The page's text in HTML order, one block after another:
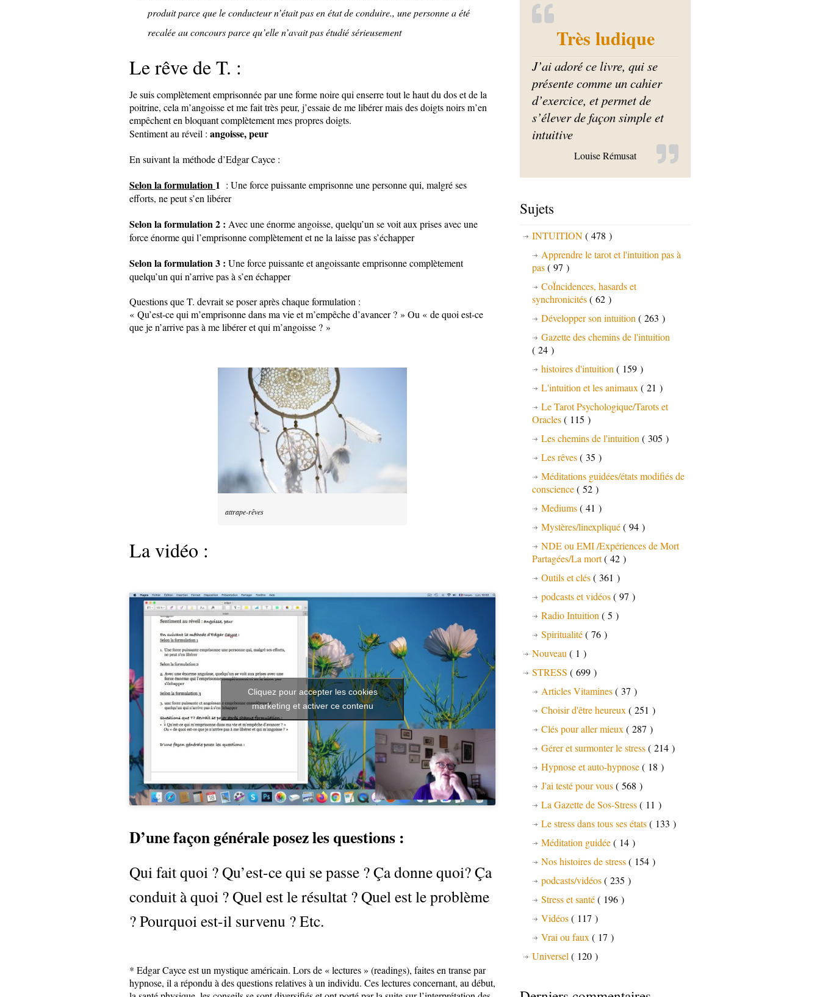
produit parce que le conducteur n’était pas en état de conduire., une personne a été
recalée au concours parce qu’elle n’avait pas étudié sérieusement
Le rêve de T. :
Je suis complètement emprisonnée par une forme noire qui enserre tout le haut du dos et de la
poitrine, cela m’angoisse et me fait très peur, j’essaie de me libérer mais des doigts noirs m’en
empêchent en bloquant complètement mes propres doigts.
Sentiment au réveil : angoisse, peur
En suivant la méthode d’Edgar Cayce :
Selon la formulation 1 : Une force puissante emprisonne une personne qui, malgré ses
efforts, ne peut s’en libérer
Selon la formulation 2 : Avec une énorme angoisse, quelqu’un se voit aux prises avec une
force énorme qui l’emprisonne complètement et ne la laisse pas s’échapper
Selon la formulation 3 : Une force puissante et angoissante emprisonne complètement
quelqu’un qui n’arrive pas à s’en échapper
Questions que T. devrait se poser après chaque formulation :
« Qu’est-ce qui m’emprisonne dans ma vie et m’empêche d’avancer ? » Ou « de quoi est-ce
que je n’arrive pas à me libérer et qui m’angoisse ? »
attrape-rêves
La vidéo :
Cliquez pour accepter les cookies
marketing et activer ce contenu
D’une façon générale posez les questions :
Qui fait quoi ? Qu’est-ce qui se passe ? Ça donne quoi? Ça
conduit à quoi ? Quel est le résultat ? Quel est le problème
? Pourquoi est-il survenu ? Etc.
* Edgar Cayce est un mystique américain. Lors de « lectures » (readings), faites en transe par
hypnose, il a répondu à des questions relatives à un individu. Ces lectures concernant, au début,
Très ludique
J’ai adoré ce livre, qui se
présente comme un cahier
d’exercice, et permet de
s’élever de façon simple et
intuitive
Louise Rémusat
Sujets
INTUITION( 478 )
Apprendre le tarot et l'intuition pas à
pas( 97 )
CoÏncidences, hasards et
synchronicités( 62 )
Développer son intuition ( 263 )
Gazette des chemins de l'intuition
( 24 )
histoires d'intuition ( 159 )
L'intuition et les animaux ( 21 )
Le Tarot Psychologique/Tarots et
Oracles( 115 )
Les chemins de l'intuition ( 305 )
Les rêves( 35 )
Méditations guidées/états modifiés de
conscience( 52 )
Mediums( 41 )
Mystères/linexpliqué( 94 )
NDE ou EMI /Expériences de Mort
Partagées/La mort( 42 )
Outils et clés( 361 )
podcasts et vidéos( 97 )
Radio Intuition ( 5 )
Spiritualité( 76 )
Nouveau ( 1 )
STRESS ( 699 )
Articles Vitamines( 37 )
Choisir d'être heureux ( 251 )
Clés pour aller mieux ( 287 )
Gérer et surmonter le stress( 214 )
Hypnose et auto-hypnose( 18 )
J'ai testé pour vous( 568 )
La Gazette de Sos-Stress( 11 )
Le stress dans tous ses états( 133 )
Méditation guidée( 14 )
Nos histoires de stress( 154 )
podcasts/vidéos( 235 )
Stress et santé( 196 )
Vidéos( 117 )
Vrai ou faux ( 17 )
Universel ( 120 )